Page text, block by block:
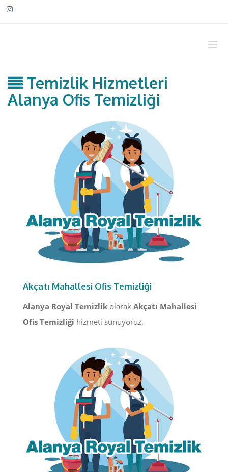
Temizlik Hizmetleri
Alanya Ofis Temizliği
Akçatı Mahallesi Ofis Temizliği
Alanya Royal Temizlik olarak Akçatı Mahallesi
Ofis Temizliği hizmeti sunuyoruz.